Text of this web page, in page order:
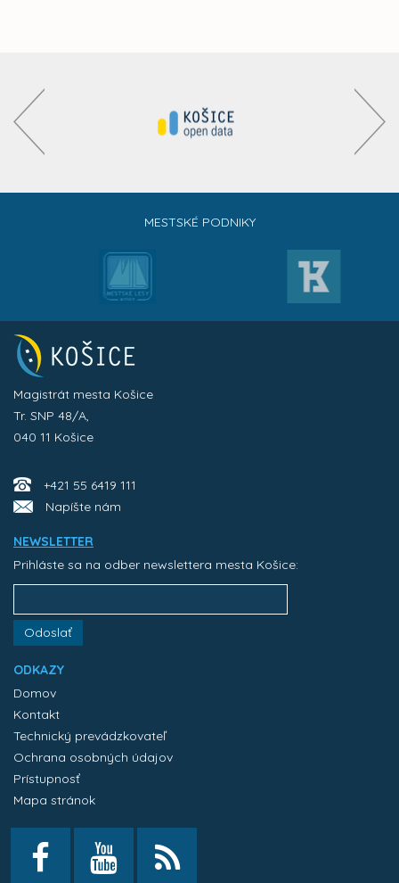
MESTSKÉ PODNIKY
Magistrát mesta Košice
Tr. SNP 48/A,
040 11 Košice
+421 55 6419 111
Napíšte nám
NEWSLETTER
Prihláste sa na odber newslettera mesta Košice:
Odoslať
ODKAZY
Domov
Kontakt
Technický prevádzkovateľ
Ochrana osobných údajov
Prístupnosť
Mapa stránok